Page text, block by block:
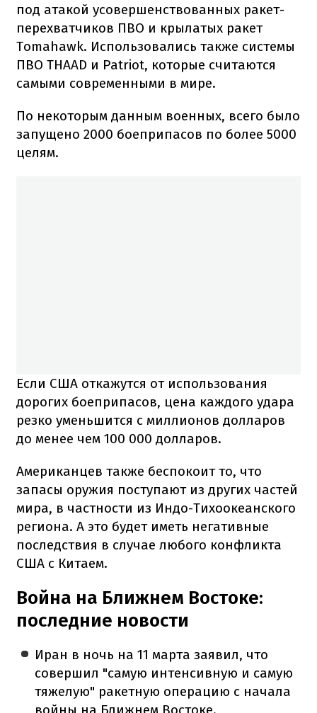
под атакой усовершенствованных ракет-
перехватчиков ПВО и крылатых ракет
Tomahawk. Использовались также системы
ПВО THAAD и Patriot, которые считаются
самыми современными в мире.
По некоторым данным военных, всего было
запущено 2000 боеприпасов по более 5000
целям.
Если США откажутся от использования
дорогих боеприпасов, цена каждого удара
резко уменьшится с миллионов долларов
до менее чем 100 000 долларов.
Американцев также беспокоит то, что
запасы оружия поступают из других частей
мира, в частности из Индо-Тихоокеанского
региона. А это будет иметь негативные
последствия в случае любого конфликта
США с Китаем.
Война на Ближнем Востоке:
последние новости
Иран в ночь на 11 марта заявил, что
совершил "самую интенсивную и самую
тяжелую" ракетную операцию с начала
войны на Ближнем Востоке.